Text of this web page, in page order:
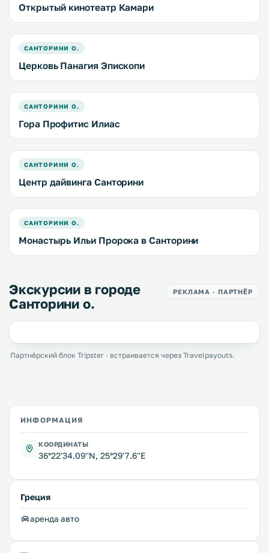
Открытый кинотеатр Камари
САНТОРИНИ О.
Церковь Панагия Эпископи
САНТОРИНИ О.
Гора Профитис Илиас
САНТОРИНИ О.
Центр дайвинга Санторини
САНТОРИНИ О.
Монастырь Ильи Пророка в Санторини
Экскурсии в городе
Санторини о.
РЕКЛАМА · ПАРТНЁР
Партнёрский блок Tripster · встраивается через Travelpayouts.
ИНФОРМАЦИЯ
КООРДИНАТЫ
36°22'34.09''N, 25°29'7.6''E
Греция
аренда авто